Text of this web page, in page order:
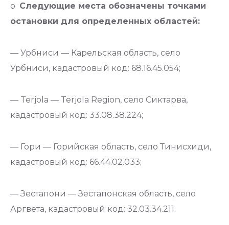
o Следующие места обозначены точками
остановки для определенных областей:
— Урбниси — Карельская область, село
Урбниси, кадастровый код: 68.16.45.054;
— Terjola — Terjola Region, село Сиктарва,
кадастровый код: 33.08.38.224;
— Гори — Горийская область, село Тинисхиди,
кадастровый код: 66.44.02.033;
— Зестапони — Зестапонская область, село
Аргвета, кадастровый код: 32.03.34.211.